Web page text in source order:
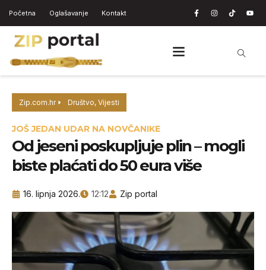
Početna Oglašavanje Kontakt
Zip.com.hr Društvo, Vijesti
JOŠ JEDAN UDAR NA NOVČANIKE
Od jeseni poskupljuje plin – mogli
biste plaćati do 50 eura više
16. lipnja 2026. 12:12 Zip portal